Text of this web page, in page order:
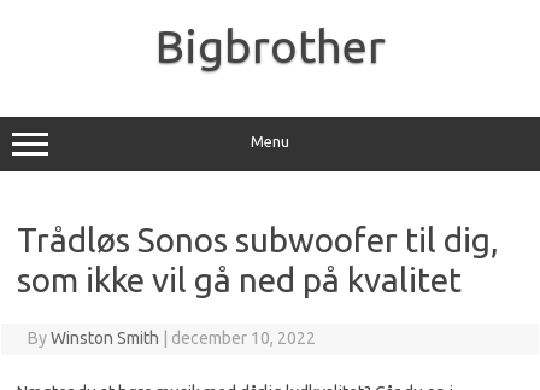
Bigbrother
Menu
Trådløs Sonos subwoofer til dig,
som ikke vil gå ned på kvalitet
ByWinston Smith december 10, 2022